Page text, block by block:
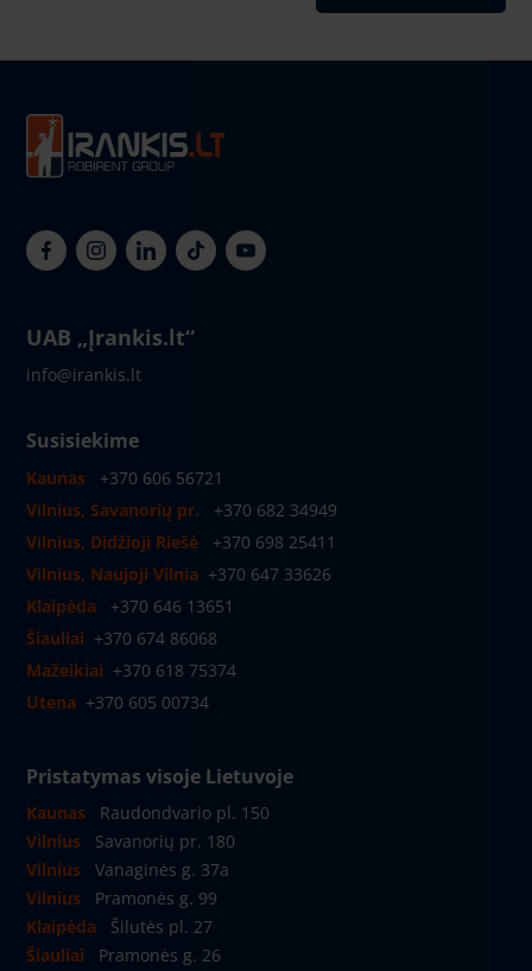
UAB „Įrankis.lt“
info@irankis.lt
Susisiekime
Kaunas
+370 606 56721
Vilnius, Savanorių pr.
+370 682 34949
Vilnius, Didžioji Riešė
+370 698 25411
Vilnius, Naujoji Vilnia +370 647 33626
Klaipėda
+370 646 13651
Šiauliai +370 674 86068
Mažeikiai +370 618 75374
Utena +370 605 00734
Pristatymas visoje Lietuvoje
Kaunas
Raudondvario pl. 150
Vilnius
Savanorių pr. 180
Vilnius
Vanaginės g. 37a
Vilnius
Pramonės g. 99
Klaipėda
Šilutės pl. 27
Šiauliai
Pramonės g. 26